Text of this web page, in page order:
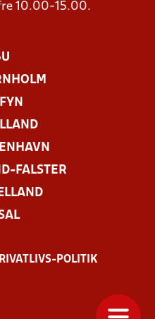
10.00-15.00.
FALSTER
POLITIK